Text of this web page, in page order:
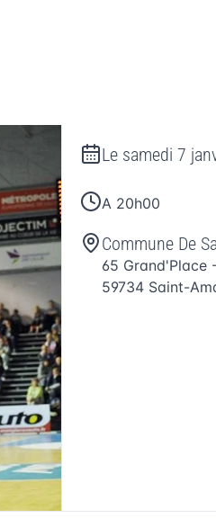
Le samedi 7
A 20h00
Commune De
65 Grand'Place
59734 Saint-